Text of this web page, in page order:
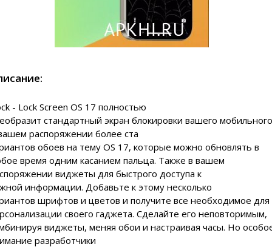
- Lock Screen OS 17 полностью
стандартный экран блокировки вашего
распоряжении более ста
обоев на тему OS 17, которые можно обновлять в
время одним касанием пальца. Также в вашем
виджеты для быстрого доступа к
информации. Добавьте к этому несколько
шрифтов и цветов и получите все необходимое для
своего гаджета. Сделайте его неповторимым,
виджеты, меняя обои и настраивая часы. Но
разработчики